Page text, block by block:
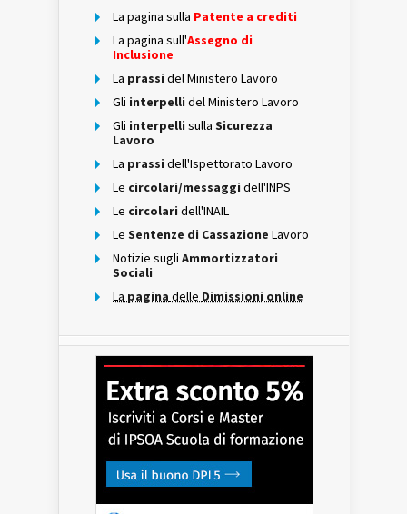
La pagina sulla Patente a crediti
La pagina sull'Assegno di
Inclusione
La prassi del Ministero Lavoro
Gli interpelli del Ministero Lavoro
Gli interpelli sulla Sicurezza
Lavoro
La prassi dell'Ispettorato Lavoro
Le circolari/messaggi dell'INPS
Le circolari dell'INAIL
Le Sentenze di Cassazione Lavoro
Notizie sugli Ammortizzatori
Sociali
La pagina delle Dimissioni online